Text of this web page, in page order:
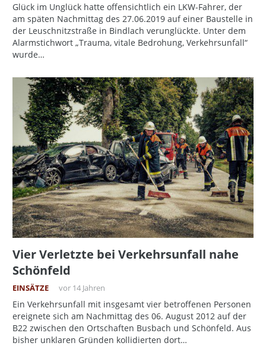
Glück im Unglück hatte offensichtlich ein LKW-Fahrer, der
am späten Nachmittag des 27.06.2019 auf einer Baustelle in
der Leuschnitzstraße in Bindlach verunglückte. Unter dem
Alarmstichwort „Trauma, vitale Bedrohung, Verkehrsunfall“
wurde…
Vier Verletzte bei Verkehrsunfall nahe
Schönfeld
EINSÄTZE vor 14 Jahren
Ein Verkehrsunfall mit insgesamt vier betroffenen Personen
ereignete sich am Nachmittag des 06. August 2012 auf der
B22 zwischen den Ortschaften Busbach und Schönfeld. Aus
bisher unklaren Gründen kollidierten dort…